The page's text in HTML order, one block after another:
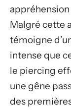
Malgré cette
témoigne
intense que
le piercing
une gêne
des